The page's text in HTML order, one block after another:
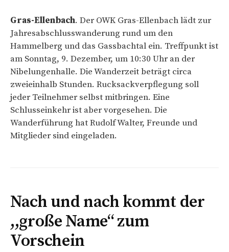
Gras-Ellenbach. Der OWK Gras-Ellenbach lädt zur
Jahresabschlusswanderung rund um den
Hammelberg und das Gassbachtal ein. Treffpunkt ist
am Sonntag, 9. Dezember, um 10:30 Uhr an der
Nibelungenhalle. Die Wanderzeit beträgt circa
zweieinhalb Stunden. Rucksackverpflegung soll
jeder Teilnehmer selbst mitbringen. Eine
Schlusseinkehr ist aber vorgesehen. Die
Wanderführung hat Rudolf Walter, Freunde und
Mitglieder sind eingeladen.
Nach und nach kommt der
,,große Name“ zum
Vorschein